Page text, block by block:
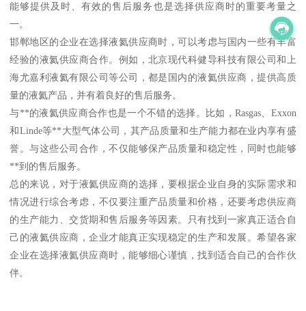
能够提供及时、有效的售后服务也是选择供应商时的重要考量之
一。
邯郸地区的企业在选择液氦供应商时，可以考虑与国内一些有丰富
经验的液氦供应商合作。例如，北京现代科健导科技有限公司和上
海尤嘉利液氦有限公司等公司，都是国内的液氦供应商，提供高质
量的液氦产品，并有着良好的售后服务。
与**的液氦供应商合作也是一个不错的选择。比如，Rasgas、Exxon
和Linde等**大型气体公司，其产品质量和生产能力都在业内享有盛
誉。与这些公司合作，不仅能够保产品质量和稳定性，同时也能够
**到的售后服务。
总的来说，对于液氦供应商的选择，要根据企业自身的实际需求和
情况进行综合考虑，不仅要注重产品质量和价格，还要考虑供应商
的生产能力、交货期和售后服务等因素。只有找到一家真正适合自
己的液氦供应商，企业才能真正实现稳定的生产和发展。希望各家
企业在选择液氦供应商时，能够细心谨慎，找到适合自己的合作伙
伴。